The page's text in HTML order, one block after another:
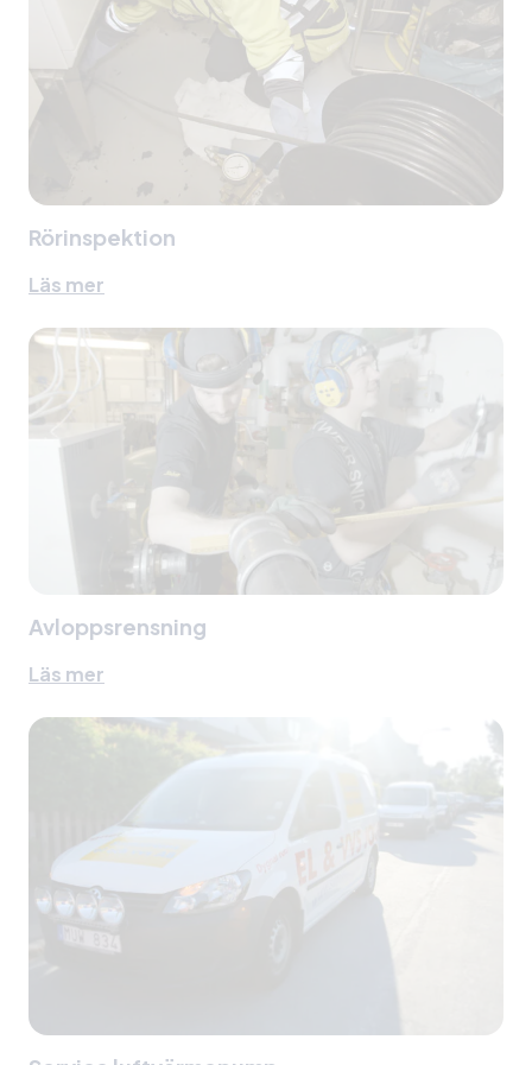
Rörinspektion
Läs mer
Avloppsrensning
Läs mer